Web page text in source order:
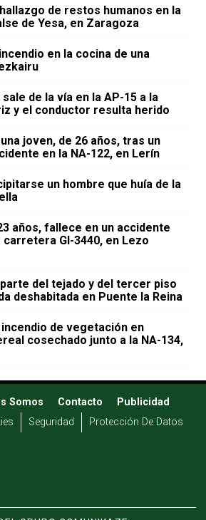
de restos humanos en la
de Yesa, en Zaragoza
en la cocina de una
de la vía en la AP-15 a la
y el conductor resulta herido
joven, de 26 años, tras un
en la NA-122, en Lerín
un hombre que huía de la
años, fallece en un accidente
carretera GI-3440, en Lezo
del tejado y del tercer piso
deshabitada en Puente la Reina
incendio de vegetación en
cosechado junto a la NA-134,
Somos Contacto
Publicidad
Seguridad Protección De Datos